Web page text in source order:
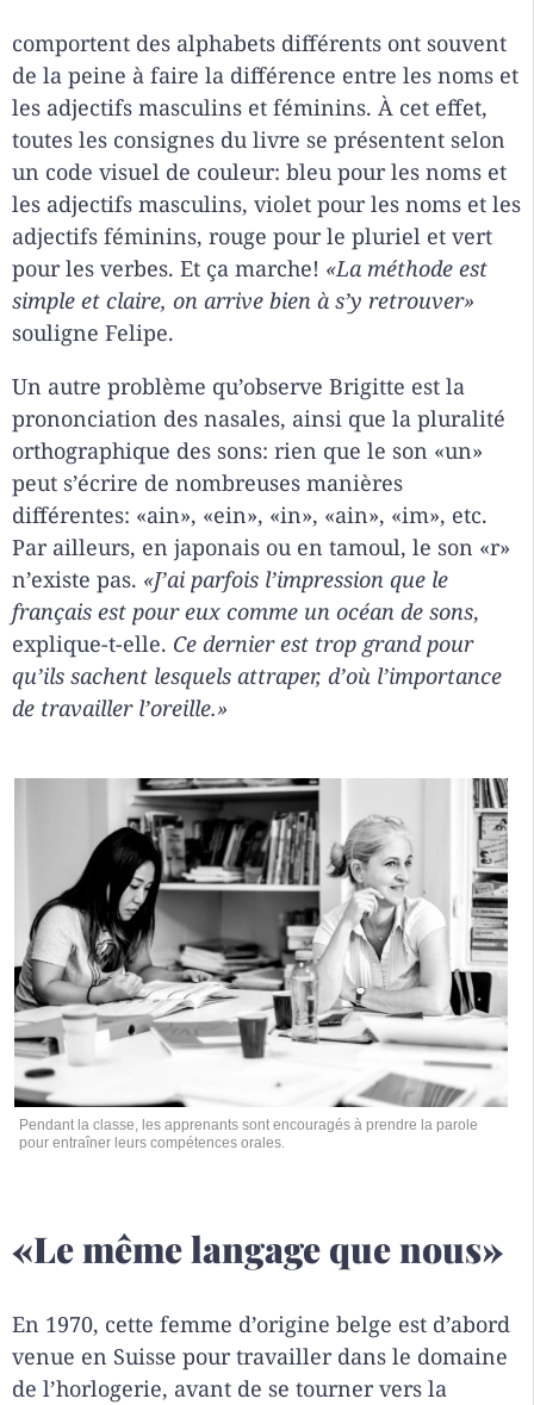
comportent des alphabets différents ont souvent
de la peine à faire la différence entre les noms et
les adjectifs masculins et féminins. À cet effet,
toutes les consignes du livre se présentent selon
un code visuel de couleur: bleu pour les noms et
les adjectifs masculins, violet pour les noms et les
adjectifs féminins, rouge pour le pluriel et vert
pour les verbes. Et ça marche! «La méthode est
simple et claire, on arrive bien à s’y retrouver»
souligne Felipe.
Un autre problème qu’observe Brigitte est la
prononciation des nasales, ainsi que la pluralité
orthographique des sons: rien que le son «un»
peut s’écrire de nombreuses manières
différentes: «ain», «ein», «in», «ain», «im», etc.
Par ailleurs, en japonais ou en tamoul, le son «r»
n’existe pas. «J’ai parfois l’impression que le
français est pour eux comme un océan de sons,
explique-t-elle. Ce dernier est trop grand pour
qu’ils sachent lesquels attraper, d’où l’importance
de travailler l’oreille.»
Pendant la classe, les apprenants sont encouragés à prendre la parole
pour entraîner leurs compétences orales.
«Le même langage que nous»
En 1970, cette femme d’origine belge est d’abord
venue en Suisse pour travailler dans le domaine
de l’horlogerie, avant de se tourner vers la